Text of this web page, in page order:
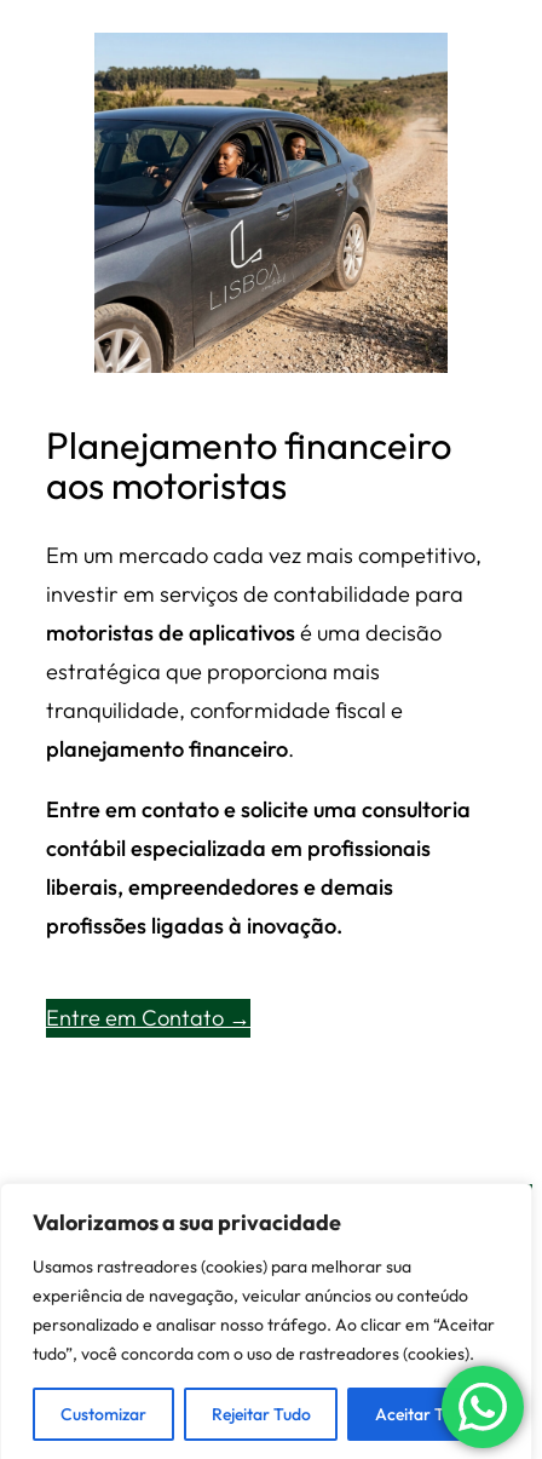
Valorizamos a sua privacidade
Usamos rastreadores (cookies) para melhorar sua
experiência de navegação, veicular anúncios ou conteúdo
personalizado e analisar nosso tráfego. Ao clicar em “Aceitar
tudo”, você concorda com o uso de rastreadores (cookies).
Customizar Rejeitar Tudo Aceitar Tudo
Planejamento financeiro
aos motoristas
Em um mercado cada vez mais competitivo,
investir em serviços de contabilidade para
motoristas de aplicativosé uma decisão
estratégica que proporciona mais
tranquilidade, conformidade fiscal e
planejamento financeiro.
Entre em contato e solicite uma consultoria
contábil especializada em profissionais
liberais, empreendedores e demais
profissões ligadas à inovação.
Entre em Contato →
© 2026 Lisboa Contábil ·Entre em Contato
Customized byDemóstenes